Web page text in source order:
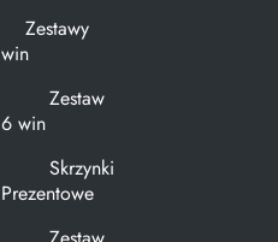
Zestawy
win
Zestaw
6 win
Skrzynki
Prezentowe